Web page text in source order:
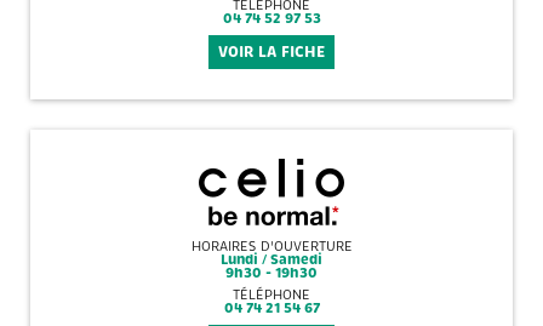
TÉLÉPHONE
04 74 52 97 53
VOIR LA FICHE
HORAIRES D'OUVERTURE
Lundi / Samedi
9h30 - 19h30
TÉLÉPHONE
04 74 21 54 67